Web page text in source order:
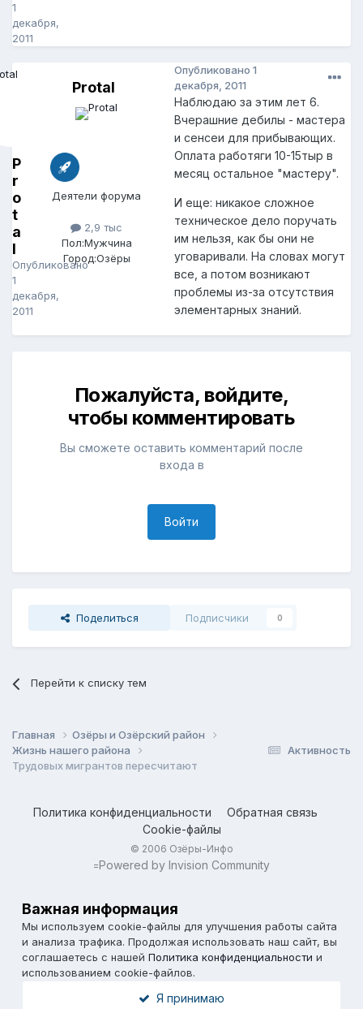
1
декабря,
2011
P
r
o
t
a
l
Опубликовано
1
декабря,
2011
Protal
Деятели форума
2,9 тыс
Пол:Мужчина
Город:Озёры
Опубликовано 1
декабря, 2011
Наблюдаю за этим лет 6.
Вчерашние дебилы - мастера
и сенсеи для прибывающих.
Оплата работяги 10-15тыр в
месяц остальное "мастеру".
И еще: никакое сложное
техническое дело поручать
им нельзя, как бы они не
уговаривали. На словах могут
все, а потом возникают
проблемы из-за отсутствия
элементарных знаний.
Пожалуйста, войдите,
чтобы комментировать
Вы сможете оставить комментарий после
входа в
Войти
Поделиться Подписчики 0
Перейти к списку тем
Активность
Главная
Озёры и Озёрский район
Жизнь нашего района
Трудовых мигрантов пересчитают
Политика конфиденциальности
Обратная связь
Cookie-файлы
© 2006 Озёры-Инфо
=Powered by Invision Community
Важная информация
Мы используем cookie-файлы для улучшения работы сайта
и анализа трафика. Продолжая использовать наш сайт, вы
соглашаетесь с нашей Политика конфиденциальности и
использованием cookie-файлов.
Я принимаю